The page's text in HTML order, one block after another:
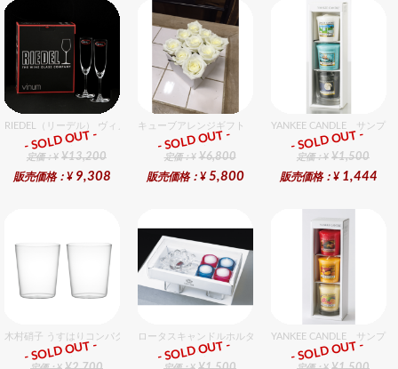
RIEDEL（リーデル） ヴィノム 8 シャンパーニュ 2個入りセット
ギフト
定価：¥ ¥13,200
販売価格：¥ 9,308
- SOLD OUT -
キューブアレンジギフト ホワイト
ギフト
定価：¥ ¥6,800
販売価格：¥ 5,800
- SOLD OUT -
YANKEE CANDLE サンプ
ギフト
定価：¥ ¥1,500
販売価格：¥ 1,444
- SOLD OUT -
木村硝子 うすはりコンパクト270cc オールドグラスギフトセット（2個入り）
ギフト
- SOLD OUT -
ロータスキャンドルホルダーギフトセット
ギフト
- SOLD OUT -
YANKEE CANDLE サンプ
ギフト
- SOLD OUT -